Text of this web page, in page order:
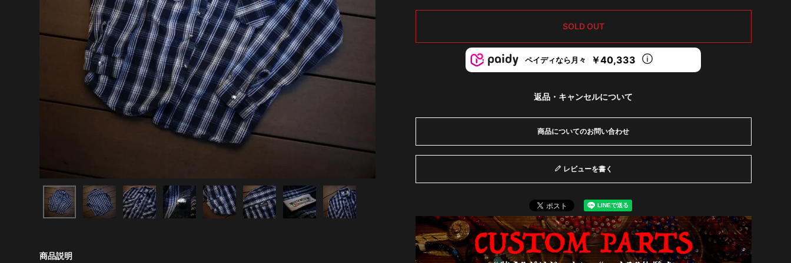
SOLD OUT
ペイディなら月々 ￥40,333
返品・キャンセルについて
商品についてのお問い合わせ
レビューを書く